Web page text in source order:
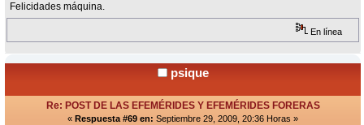
Felicidades máquina.
En línea
psique
Re: POST DE LAS EFEMÉRIDES Y EFEMÉRIDES FORERAS
« Respuesta #69 en: Septiembre 29, 2009, 20:36 Horas »